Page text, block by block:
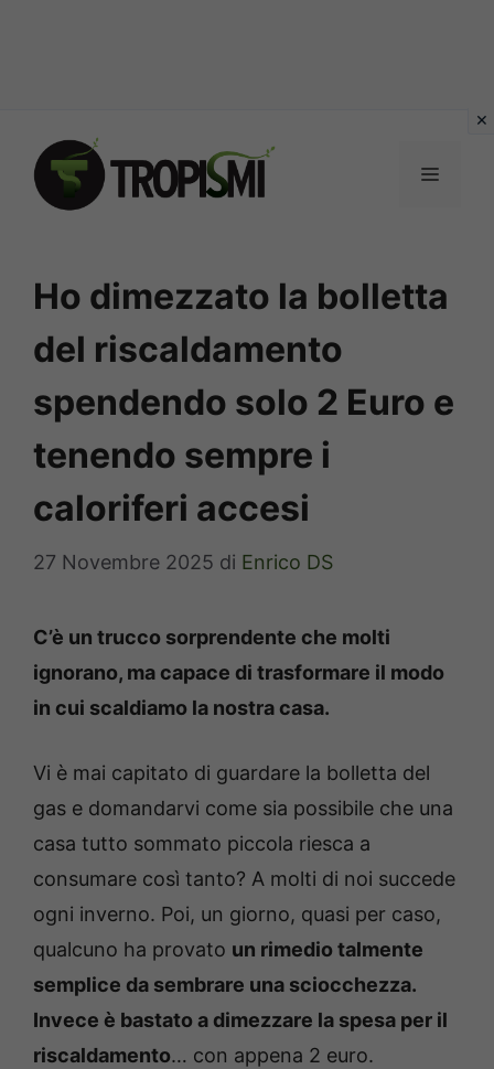
contenuto
MENU
Ho dimezzato la bolletta
del riscaldamento
spendendo solo 2 Euro e
tenendo sempre i
caloriferi accesi
27 Novembre 2025 di Enrico DS
C’è un trucco sorprendente che molti
ignorano, ma capace di trasformare il modo
in cui scaldiamo la nostra casa.
Vi è mai capitato di guardare la bolletta del
gas e domandarvi come sia possibile che una
casa tutto sommato piccola riesca a
consumare così tanto? A molti di noi succede
ogni inverno. Poi, un giorno, quasi per caso,
qualcuno ha provato un rimedio talmente
semplice da sembrare una sciocchezza.
Invece è bastato a dimezzare la spesa per il
riscaldamento… con appena 2 euro.